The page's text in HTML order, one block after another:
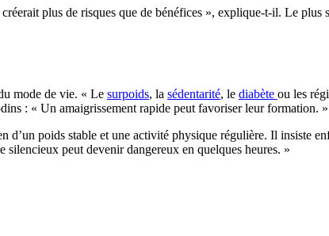
plus de risques que de bénéfices », explique-t-il. Le
mode de vie. « Le surpoids, la sédentarité, le diabète ou les
: « Un amaigrissement rapide peut favoriser leur formation. »
d’un poids stable et une activité physique régulière. Il insiste
peut devenir dangereux en quelques heures. »